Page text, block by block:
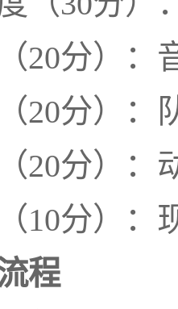
20分）：
20分）：
20分）：
10分）：
程